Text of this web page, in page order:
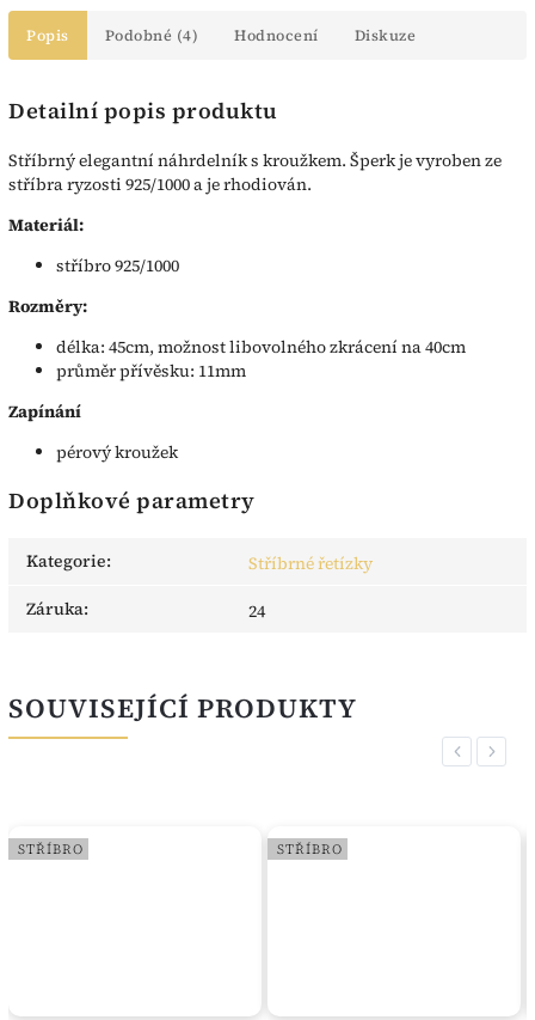
Popis Podobné (4) Hodnocení Diskuze
Detailní popis produktu
Stříbrný elegantní náhrdelník s kroužkem. Šperk je vyroben ze
stříbra ryzosti 925/1000 a je rhodiován.
Materiál:
stříbro 925/1000
Rozměry:
délka: 45cm, možnost libovolného zkrácení na 40cm
průměr přívěsku: 11mm
Zapínání
pérový kroužek
Doplňkové parametry
Kategorie:
Stříbrné řetízky
Záruka: 24
SOUVISEJÍCÍ PRODUKTY
Previous
STŘÍBRO STŘÍBRO
Next